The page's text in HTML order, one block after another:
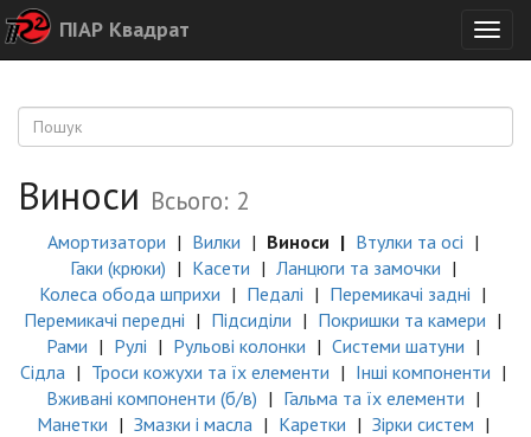
ПІАР Квадрат
Виноси Всього: 2
Амортизатори Вилки Виноси
Втулки та осі
Гаки (крюки)
Касети
Ланцюги та замочки
Колеса обода шприхи
Педалі
Перемикачі задні
Перемикачі передні
Підсиділи
Покришки та камери
Рами
Рулі Рульові колонки
Системи шатуни
Сідла
Троси кожухи та їх елементи
Інші компоненти
Вживані компоненти (б/в)
Гальма та їх елементи
Манетки
Змазки і масла Каретки
Зірки систем